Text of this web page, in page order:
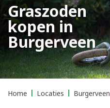
Graszoden
kopen in
Burgerveen
Home Locaties Burgerveen